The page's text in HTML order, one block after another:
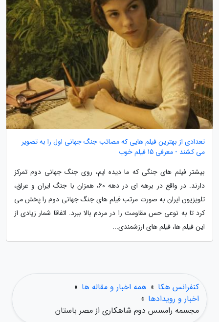
تعدادی از بهترین فیلم هایی که مصائب جنگ جهانی اول را به تصویر
می کشند - معرفی 15 فیلم خوب
بیشتر فیلم های جنگی که ما دیده ایم، روی جنگ جهانی دوم تمرکز
دارند. در واقع در برهه ای در دهه 60، همزان با جنگ ایران و عراق،
تلویزیون ایران به صورت مرتب فیلم های جنگ جهانی دوم را پخش می
کرد تا به نوعی حس مقاومت را در مردم بالا ببرد. اتفاقا شمار زیادی از
این فیلم ها، فیلم های ارزشمندی...
کنفرانس هکا » همه اخبار و مقاله ها »
اخبار و رویدادها »
مجسمه رامسس دوم شاهکاری از مصر باستان